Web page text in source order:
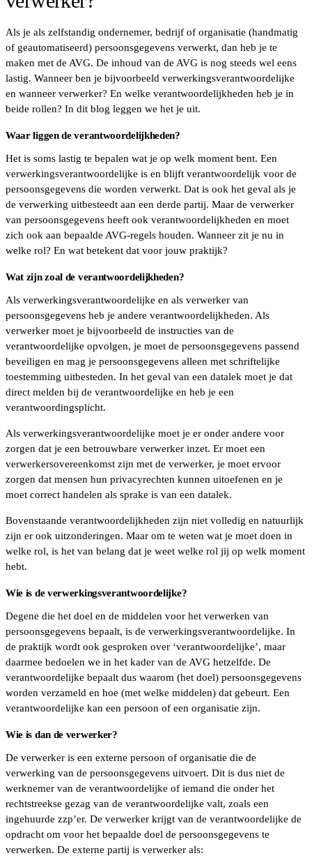
Als je als zelfstandig ondernemer, bedrijf of organisatie (handmatig
of geautomatiseerd) persoonsgegevens verwerkt, dan heb je te
maken met de AVG. De inhoud van de AVG is nog steeds wel eens
lastig. Wanneer ben je bijvoorbeeld verwerkingsverantwoordelijke
en wanneer verwerker? En welke verantwoordelijkheden heb je in
beide rollen? In dit blog leggen we het je uit.
Waar liggen de verantwoordelijkheden?
Het is soms lastig te bepalen wat je op welk moment bent. Een
verwerkingsverantwoordelijke is en blijft verantwoordelijk voor de
persoonsgegevens die worden verwerkt. Dat is ook het geval als je
de verwerking uitbesteedt aan een derde partij. Maar de verwerker
van persoonsgegevens heeft ook verantwoordelijkheden en moet
zich ook aan bepaalde AVG-regels houden. Wanneer zit je nu in
welke rol? En wat betekent dat voor jouw praktijk?
Wat zijn zoal de verantwoordelijkheden?
Als verwerkingsverantwoordelijke en als verwerker van
persoonsgegevens heb je andere verantwoordelijkheden. Als
verwerker moet je bijvoorbeeld de instructies van de
verantwoordelijke opvolgen, je moet de persoonsgegevens passend
beveiligen en mag je persoonsgegevens alleen met schriftelijke
toestemming uitbesteden. In het geval van een datalek moet je dat
direct melden bij de verantwoordelijke en heb je een
verantwoordingsplicht.
Als verwerkingsverantwoordelijke moet je er onder andere voor
zorgen dat je een betrouwbare verwerker inzet. Er moet een
verwerkersovereenkomst zijn met de verwerker, je moet ervoor
zorgen dat mensen hun privacyrechten kunnen uitoefenen en je
moet correct handelen als sprake is van een datalek.
Bovenstaande verantwoordelijkheden zijn niet volledig en natuurlijk
zijn er ook uitzonderingen. Maar om te weten wat je moet doen in
welke rol, is het van belang dat je weet welke rol jij op welk moment
hebt.
Wie is de verwerkingsverantwoordelijke?
Degene die het doel en de middelen voor het verwerken van
persoonsgegevens bepaalt, is de verwerkingsverantwoordelijke. In
de praktijk wordt ook gesproken over ‘verantwoordelijke’, maar
daarmee bedoelen we in het kader van de AVG hetzelfde. De
verantwoordelijke bepaalt dus waarom (het doel) persoonsgegevens
worden verzameld en hoe (met welke middelen) dat gebeurt. Een
verantwoordelijke kan een persoon of een organisatie zijn.
Wie is dan de verwerker?
De verwerker is een externe persoon of organisatie die de
verwerking van de persoonsgegevens uitvoert. Dit is dus niet de
werknemer van de verantwoordelijke of iemand die onder het
rechtstreekse gezag van de verantwoordelijke valt, zoals een
ingehuurde zzp’er. De verwerker krijgt van de verantwoordelijke de
opdracht om voor het bepaalde doel de persoonsgegevens te
verwerken. De externe partij is verwerker als: